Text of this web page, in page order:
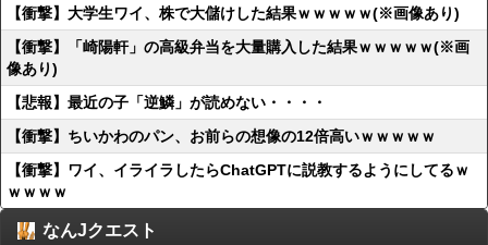
【衝撃】大学生ワイ、株で大儲けした結果ｗｗｗｗｗ(※画像あり)
【衝撃】「崎陽軒」の高級弁当を大量購入した結果ｗｗｗｗｗ(※画
像あり)
【悲報】最近の子「逆鱗」が読めない・・・・
【衝撃】ちいかわのパン、お前らの想像の12倍高いｗｗｗｗｗ
【衝撃】ワイ、イライラしたらChatGPTに説教するようにしてるｗ
ｗｗｗｗ
なんJクエスト